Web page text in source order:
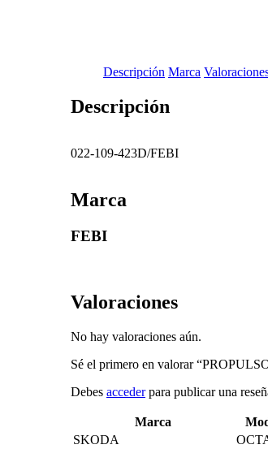
Descripción Marca
Descripción
022-109-423D/FEBI
Marca
FEBI
Valoraciones
No hay valoraciones aún.
Sé el primero en valorar
Debes accederpara publicar una
Marca
SKODA